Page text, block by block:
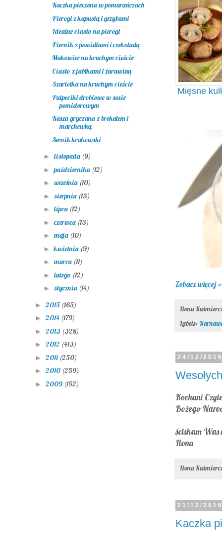
Mięsne
Zobacz więcej »
Ilona
Labels:
24/12/
Kochani
Bożego
ściskam Was
Ilona
Ilona
21/12/
Kaczka
Kaczka pieczona w pomarańczach
Pierogi z kapustą i grzybami
Idealne ciasto na pierogi
Piernik z powidłami i czekoladą
Makowiec na kruchym cieście
Ciasto z jabłkami i żurawiną
Szarlotka na kruchym cieście
Pulpeciki drobiowe w sosie
pomidorowym
Kasza gryczana z brokułem i
marchewką
Sernik krakowski
► listopada (9)
►października (12)
► września (10)
► sierpnia (13)
► lipca (12)
►czerwca (13)
►maja (10)
►kwietnia (9)
►marca (11)
► lutego (12)
► stycznia (14)
► 2015 (165)
► 2014 (179)
► 2013 (328)
► 2012 (413)
► 2011 (250)
► 2010 (259)
► 2009 (152)